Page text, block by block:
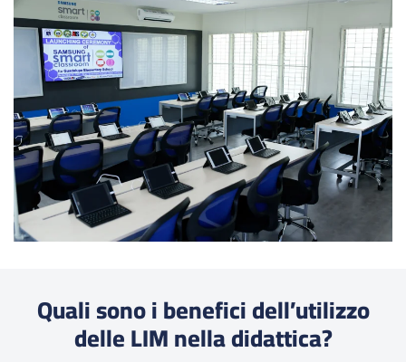
Quali sono i benefici dell’utilizzo
delle LIM nella didattica?